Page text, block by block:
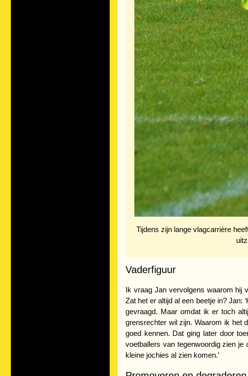
Tijdens zijn lange vlagcarrière
Vaderfiguur
Ik vraag Jan vervolgens waarom hij
Zat het er altijd al een beetje in? Jan:
gevraagd. Maar omdat ik er toch
grensrechter wil zijn. Waarom ik het
goed kennen. Dat ging later door
voetballers van tegenwoordig zien
kleine jochies al zien komen.’